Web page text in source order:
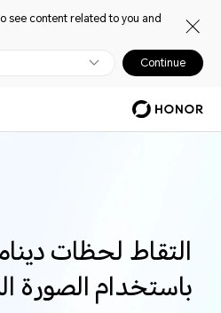
see content related to you and
Continue
التقاط لحظات
باستخدام الصورة